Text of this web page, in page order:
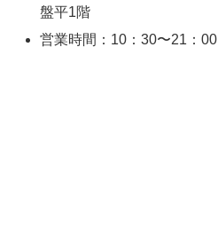
盤平1階
営業時間：10：30〜21：00